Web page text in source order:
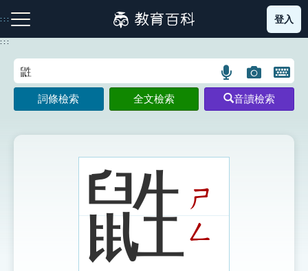
到
主
:::
注音索引圖示 筆畫索引圖示 部首索引表圖示
登入
:::
語
言
搜
示
圖
片
搜
開
鍵
圖
詞條檢索 全文檢索 音讀檢索
鼪ㄕ
ㄥ